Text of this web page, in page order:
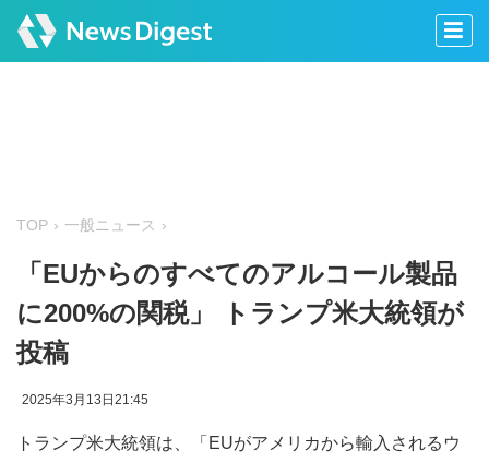
TOP 一般ニュース
「EUからのすべてのアルコール製品
に200%の関税」 トランプ米大統領が
投稿
2025年3月13日21:45
トランプ米大統領は、「EUがアメリカから輸入されるウ